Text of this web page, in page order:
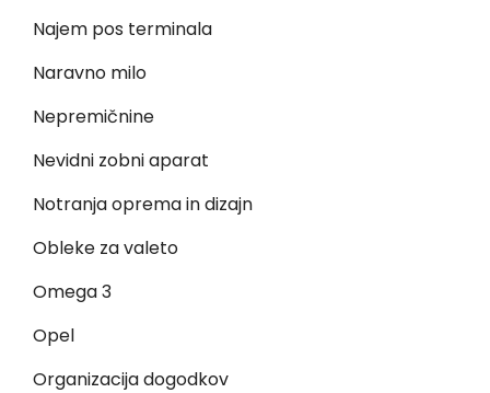
Najem pos terminala
Naravno milo
Nepremičnine
Nevidni zobni aparat
Notranja oprema in dizajn
Obleke za valeto
Omega 3
Opel
Organizacija dogodkov